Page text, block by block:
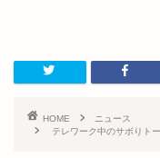
HOME
ニュース
テレワーク中のサボりト